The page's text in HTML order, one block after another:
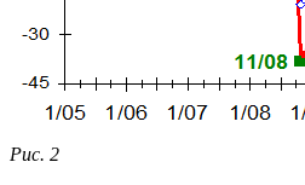
Рис. 2